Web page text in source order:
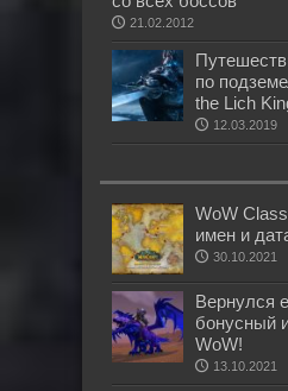
21.02.2012
по
the Lich
12.03.2019
WoW
имен и
30.10.2021
Вернулся
бонусный
WoW!
13.10.2021